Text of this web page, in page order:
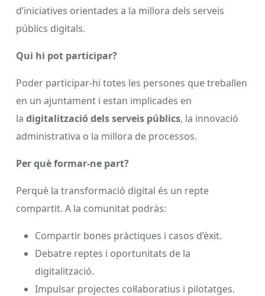
d’iniciatives orientades a la millora dels serveis
públics digitals.
Qui hi pot participar?
Poder participar-hi totes les persones que treballen
en un ajuntament i estan implicades en
la digitalització dels serveis públics, la innovació
administrativa o la millora de processos.
Per què formar-ne part?
Perquè la transformació digital és un repte
compartit. A la comunitat podràs:
Compartir bones pràctiques i casos d’èxit.
Debatre reptes i oportunitats de la
digitalització.
Impulsar projectes col·laboratius i pilotatges.